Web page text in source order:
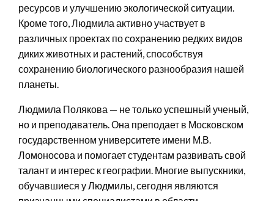
ресурсов и улучшению экологической ситуации.
Кроме того, Людмила активно участвует в
различных проектах по сохранению редких видов
диких животных и растений, способствуя
сохранению биологического разнообразия нашей
планеты.
Людмила Полякова — не только успешный ученый,
но и преподаватель. Она преподает в Московском
государственном университете имени М.В.
Ломоносова и помогает студентам развивать свой
талант и интерес к географии. Многие выпускники,
обучавшиеся у Людмилы, сегодня являются